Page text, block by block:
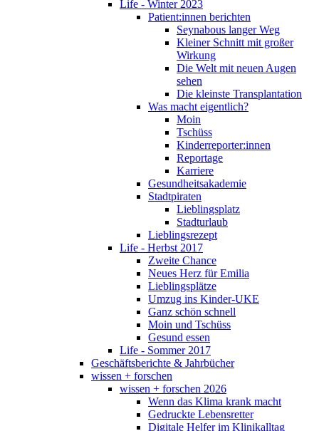
Life - Winter 2023
Patient:innen berichten
Seynabous langer Weg
Kleiner Schnitt mit großer
Wirkung
Die Welt mit neuen Augen
sehen
Die kleinste Transplantation
Was macht eigentlich?
Moin
Tschüss
Kinderreporter:innen
Reportage
Karriere
Gesundheitsakademie
Stadtpiraten
Lieblingsplatz
Stadturlaub
Lieblingsrezept
Life - Herbst 2017
Zweite Chance
Neues Herz für Emilia
Lieblingsplätze
Umzug ins Kinder-UKE
Ganz schön schnell
Moin und Tschüss
Gesund essen
Life - Sommer 2017
Geschäftsberichte & Jahrbücher
wissen + forschen
wissen + forschen 2026
Wenn das Klima krank macht
Gedruckte Lebensretter
Digitale Helfer im Klinikalltag